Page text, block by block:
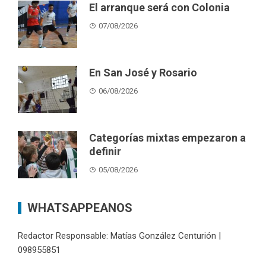
El arranque será con Colonia
07/08/2026
En San José y Rosario
06/08/2026
Categorías mixtas empezaron a
definir
05/08/2026
WHATSAPPEANOS
Redactor Responsable: Matías González Centurión |
098955851